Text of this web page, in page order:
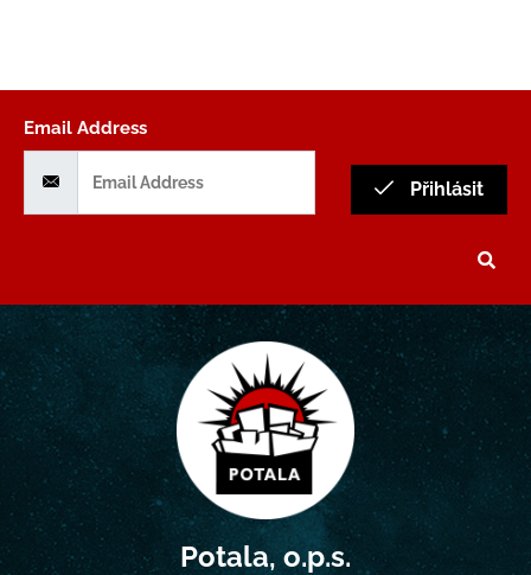
Email Address
Přihlásit
Potala, o.p.s.